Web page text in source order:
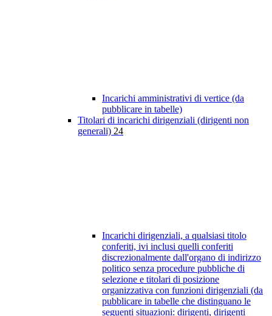
Incarichi amministrativi di vertice (da
pubblicare in tabelle)
Titolari di incarichi dirigenziali (dirigenti non
generali) 24
Incarichi dirigenziali, a qualsiasi titolo
conferiti, ivi inclusi quelli conferiti
discrezionalmente dall'organo di indirizzo
politico senza procedure pubbliche di
selezione e titolari di posizione
organizzativa con funzioni dirigenziali (da
pubblicare in tabelle che distinguano le
seguenti situazioni: dirigenti, dirigenti